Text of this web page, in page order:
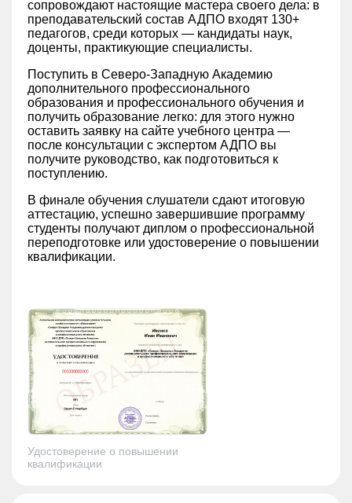
сопровождают настоящие мастера своего дела: в
преподавательский состав АДПО входят 130+
педагогов, среди которых — кандидаты наук,
доценты, практикующие специалисты.
Поступить в Северо-Западную Академию
дополнительного профессионального
образования и профессионального обучения и
получить образование легко: для этого нужно
оставить заявку на сайте учебного центра —
после консультации с экспертом АДПО вы
получите руководство, как подготовиться к
поступлению.
В финале обучения слушатели сдают итоговую
аттестацию, успешно завершившие программу
студенты получают диплом о профессиональной
переподготовке или удостоверение о повышении
квалификации.
Удостоверение о повышении
квалификации